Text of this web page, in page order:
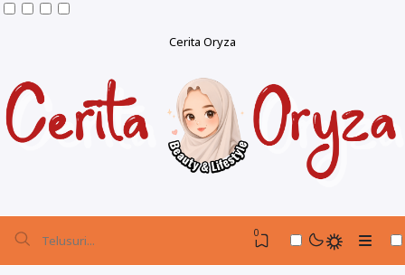
Cerita Oryza
0